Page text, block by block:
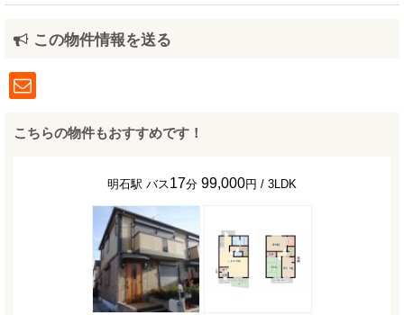
この物件情報を送る
こちらの物件もおすすめです！
明石駅 バス17分 99,000円 / 3LDK